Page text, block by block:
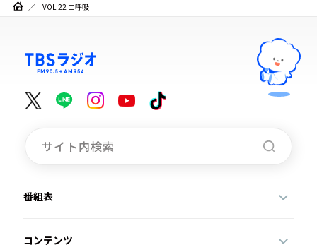
VOL.22 口呼吸
番組表
コンテンツ